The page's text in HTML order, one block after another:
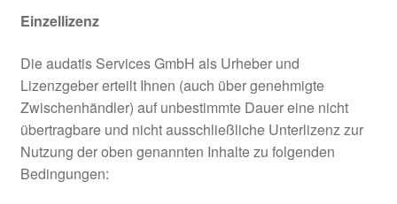
Einzellizenz
Die audatis Services GmbH als Urheber und
Lizenzgeber erteilt Ihnen (auch über genehmigte
Zwischenhändler) auf unbestimmte Dauer eine nicht
übertragbare und nicht ausschließliche Unterlizenz zur
Nutzung der oben genannten Inhalte zu folgenden
Bedingungen: